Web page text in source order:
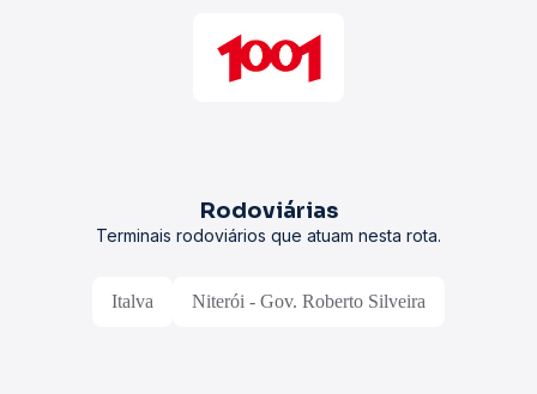
Rodoviárias
Terminais rodoviários que atuam nesta rota.
Italva Niterói - Gov. Roberto Silveira